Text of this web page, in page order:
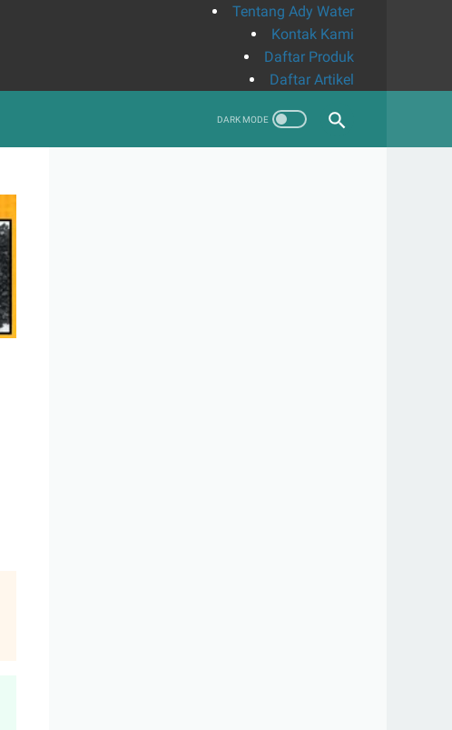
Tentang Ady Water
Kontak Kami
Daftar Produk
Daftar Artikel